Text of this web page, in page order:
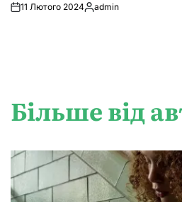
11 Лютого 2024Опубліковано
admin
Більше від